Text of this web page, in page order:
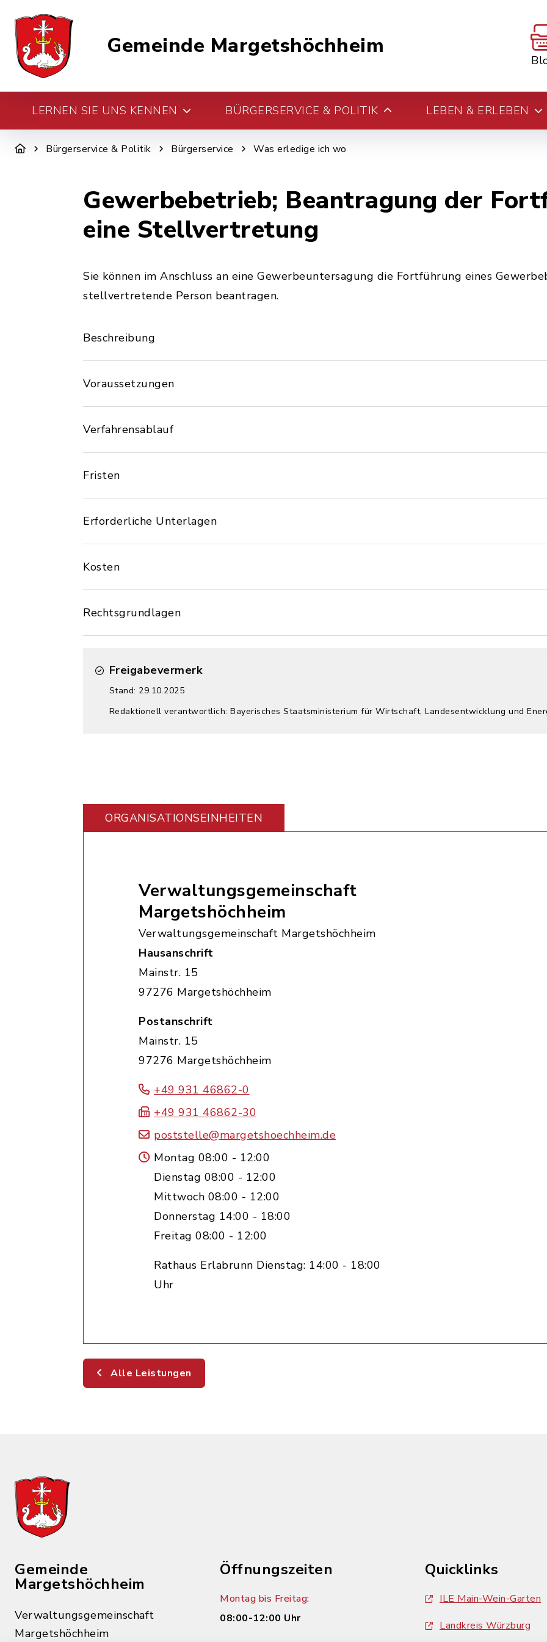
Gemeinde Margetshöchheim
LERNEN SIE UNS KENNEN BÜRGERSERVICE & POLITIK LEBEN & ERLEBEN
Bürgerservice & Politik Bürgerservice Was erledige ich wo
Gewerbebetrieb; Beantragung der
eine Stellvertretung
Sie können im Anschluss an eine Gewerbeuntersagung die Fortführung eines
stellvertretende Person beantragen.
Beschreibung
Voraussetzungen
Verfahrensablauf
Fristen
Erforderliche Unterlagen
Kosten
Rechtsgrundlagen
Freigabevermerk
Stand: 29.10.2025
Redaktionell verantwortlich: Bayerisches Staatsministerium für Wirtschaft, Landesentwicklung und
ORGANISATIONS­EINHEITEN
Verwaltungsgemeinschaft
Margetshöchheim
Verwaltungsgemeinschaft Margetshöchheim
Hausanschrift
Mainstr. 15
97276 Margetshöchheim
Postanschrift
Mainstr. 15
97276 Margetshöchheim
+49 931 46862-0
+49 931 46862-30
poststelle@margetshoechheim.de
Montag 08:00 - 12:00
Dienstag 08:00 - 12:00
Mittwoch 08:00 - 12:00
Donnerstag 14:00 - 18:00
Freitag 08:00 - 12:00
Rathaus Erlabrunn Dienstag: 14:00 - 18:00
Uhr
Alle Leistungen
Gemeinde
Margetshöchheim
Verwaltungsgemeinschaft
Margetshöchheim
Öffnungszeiten
Montag bis Freitag:
08:00-12:00 Uhr
Quicklinks
ILE Main-Wein-Garten
Landkreis Würzburg